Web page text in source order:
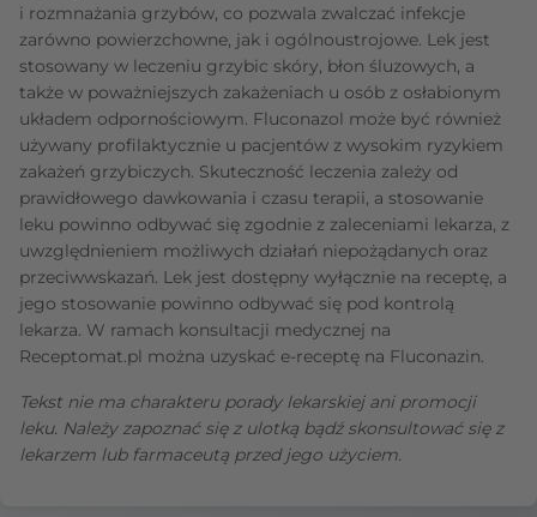
i rozmnażania grzybów, co pozwala zwalczać infekcje
zarówno powierzchowne, jak i ogólnoustrojowe. Lek jest
stosowany w leczeniu grzybic skóry, błon śluzowych, a
także w poważniejszych zakażeniach u osób z osłabionym
układem odpornościowym. Fluconazol może być również
używany profilaktycznie u pacjentów z wysokim ryzykiem
zakażeń grzybiczych. Skuteczność leczenia zależy od
prawidłowego dawkowania i czasu terapii, a stosowanie
leku powinno odbywać się zgodnie z zaleceniami lekarza, z
uwzględnieniem możliwych działań niepożądanych oraz
przeciwwskazań. Lek jest dostępny wyłącznie na receptę, a
jego stosowanie powinno odbywać się pod kontrolą
lekarza. W ramach konsultacji medycznej na
Receptomat.pl można uzyskać e-receptę na Fluconazin.
Tekst nie ma charakteru porady lekarskiej ani promocji
leku. Należy zapoznać się z ulotką bądź skonsultować się z
lekarzem lub farmaceutą przed jego użyciem.